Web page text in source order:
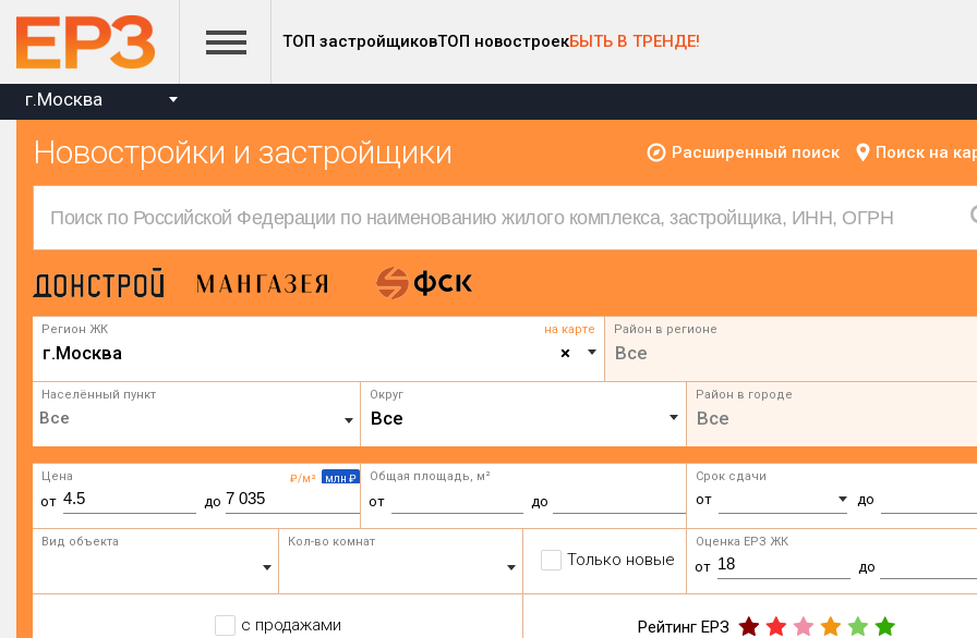
ТОП застройщиковТОП новостроекБЫТЬ В ТРЕНДЕ!
г.Москва
Новостройки и застройщики Расширенный поиск Поиск на
Регион ЖК на карте
×
г.Москва
Район в регионе
Все
Населённый пункт Округ
Все
Район в городе
Все
₽/м² млн ₽
Цена
от до
Общая площадь, м²
от до
Срок сдачи
от до
Вид объекта Кол-во комнат
Только новые
Оценка ЕРЗ ЖК
от до
с продажами Рейтинг ЕРЗ